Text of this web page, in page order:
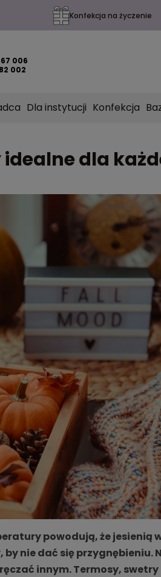
Konfekcja na życzenie
006
002
Dla instytucji Konfekcja
dla
powodują, że jesienią
nie dać się przygnębieniu.
innym. Termosy, swetry